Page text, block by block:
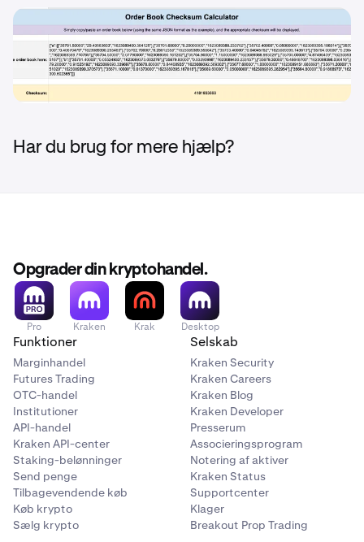
Har du brug for mere hjælp?
Opgrader din kryptohandel.
Pro Kraken Krak Desktop
Funktioner
Marginhandel
Futures Trading
OTC-handel
Institutioner
API-handel
Kraken API-center
Staking-belønninger
Send penge
Tilbagevendende køb
Køb krypto
Sælg krypto
Selskab
Kraken Security
Kraken Careers
Kraken Blog
Kraken Developer
Presserum
Associeringsprogram
Notering af aktiver
Kraken Status
Supportcenter
Klager
Breakout Prop Trading